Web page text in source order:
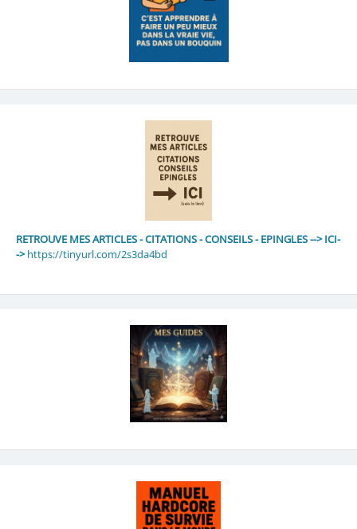
RETROUVE MES ARTICLES - CITATIONS - CONSEILS - EPINGLES --> ICI-
-> https://tinyurl.com/2s3da4bd